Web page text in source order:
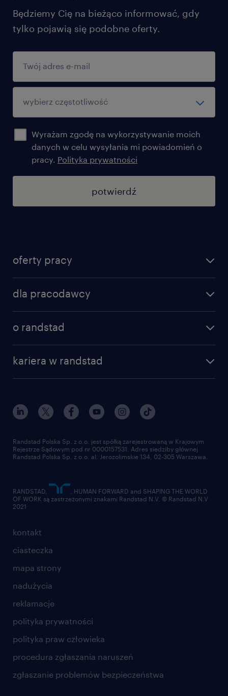
Będziemy Cię na bieżąco informować, gdy
tylko pojawią się podobne oferty.
Wyrażam zgodę na wykorzystywanie moich
danych w celu wysyłania mi powiadomień o
pracy. Polityka prywatności
potwierdź
oferty pracy
specjalizacje
praca w amazon
dla pracodawcy
o randstad
dla mediów
dla dostawców
kariera w randstad
nasz świat
pracuj w randstad
złóż CV
kontakt
ciasteczka
mapa strony
nadużycia
reklamacje
polityka prywatności
polityka praw człowieka
procedura zgłaszania naruszeń
zgłaszanie problemów bezpieczeństwa
Randstad Polska Sp. z o.o. jest spółką zarejestrowaną w Krajowym
Rejestrze Sądowym pod nr 0000157531. Adres siedziby głównej
Randstad Polska Sp. z o.o. al. Jerozolimskie 134, 02-305 Warszawa.
RANDSTAD,
, HUMAN FORWARD and SHAPING THE WORLD
OF WORK są zastrzeżonymi znakami Randstad N.V. © Randstad N.V
2021